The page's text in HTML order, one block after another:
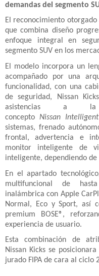
demandas del segmento
El reconocimiento otorgado
que combina diseño
enfoque integral en
segmento SUV en los
El modelo incorpora un
acompañado por una
funcionalidad, con una
de seguridad, Nissan
asistencias a
concepto Nissan
sistemas, frenado
frontal, advertencia e
monitor inteligente de
inteligente, dependiendo de
En el apartado
multifuncional de
inalámbrica con Apple
Normal, Eco y Sport, así
premium BOSE®,
experiencia de usuario.
Esta combinación de
Nissan Kicks se
jurado FIPA de cara al ciclo